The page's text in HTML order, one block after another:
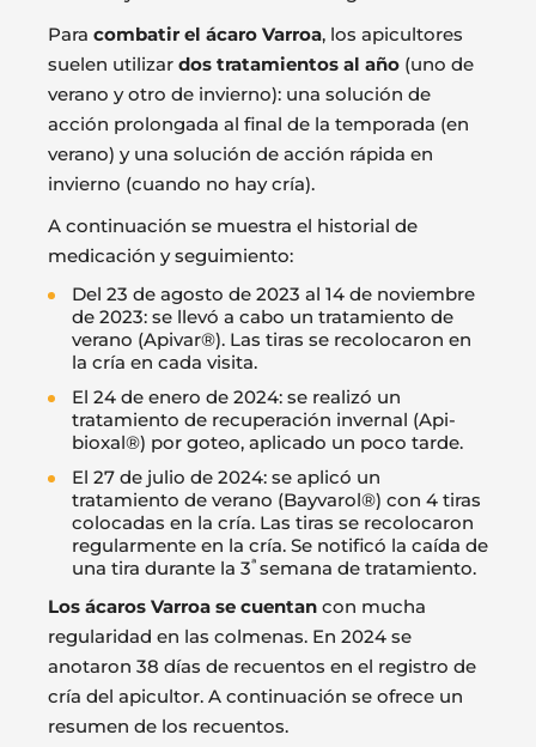
Para combatir el ácaro Varroa, los apicultores
suelen utilizar dos tratamientos al año (uno de
verano y otro de invierno): una solución de
acción prolongada al final de la temporada (en
verano) y una solución de acción rápida en
invierno (cuando no hay cría).
A continuación se muestra el historial de
medicación y seguimiento:
Del 23 de agosto de 2023 al 14 de noviembre
de 2023: se llevó a cabo un tratamiento de
verano (Apivar®). Las tiras se recolocaron en
la cría en cada visita.
El 24 de enero de 2024: se realizó un
tratamiento de recuperación invernal (Api-
bioxal®) por goteo, aplicado un poco tarde.
El 27 de julio de 2024: se aplicó un
tratamiento de verano (Bayvarol®) con 4 tiras
colocadas en la cría. Las tiras se recolocaron
regularmente en la cría. Se notificó la caída de
una tira durante la 3ª semana de tratamiento.
Los ácaros Varroa se cuentan con mucha
regularidad en las colmenas. En 2024 se
anotaron 38 días de recuentos en el registro de
cría del apicultor. A continuación se ofrece un
resumen de los recuentos.